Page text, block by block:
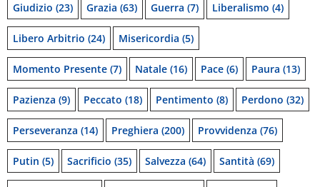
Giudizio (23) Grazia (63) Guerra (7) Liberalismo (4)
Libero Arbitrio (24) Misericordia (5)
Momento Presente (7) Natale (16) Pace (6) Paura (13)
Pazienza (9) Peccato (18) Pentimento (8) Perdono (32)
Perseveranza (14) Preghiera (200) Provvidenza (76)
Putin (5) Sacrificio (35) Salvezza (64) Santità (69)